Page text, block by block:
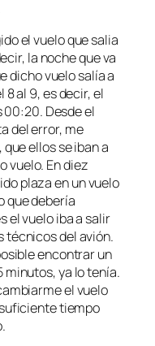
el vuelo que salia
la noche que va
dicho vuelo salía a
8 al 9, es decir, el
00:20. Desde el
del error, me
ellos se iban a
vuelo. En diez
plaza en un vuelo
que debería
el vuelo iba a salir
técnicos del avión.
encontrar un
minutos, ya lo tenía.
el vuelo
tiempo